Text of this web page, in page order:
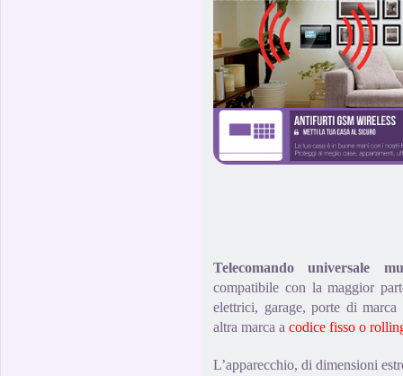
Telecomando universale
compatibile con la maggior
elettrici, garage, porte di
altra marca a codice fisso o
L’apparecchio, di dimensioni